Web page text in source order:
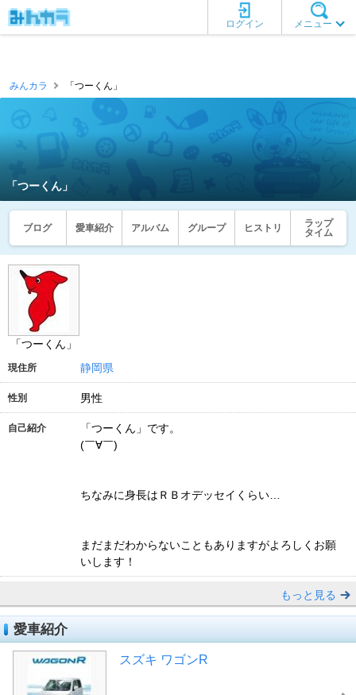
メニュー
ログイン
みんカラ 「つーくん」
「つーくん」
ブログ 愛車紹介 アルバム グループ ヒストリ
ラップ
タイム
「つーくん」
現住所 静岡県
性別 男性
自己紹介
「つーくん」です。
(￣∀￣)
ちなみに身長はＲＢオデッセイくらい…
まだまだわからないこともありますがよろしくお願
いします！
もっと見る
愛車紹介
スズキ ワゴンR